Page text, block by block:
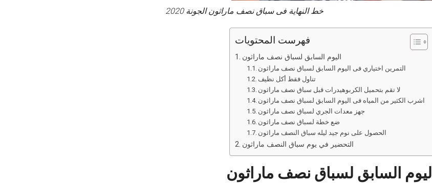
خط النهاية فى سباق نصف ماراثون الجونة 2020
فهرست المحتويات
اليوم السابق لسباق نصف ماراثون
التمرين اختياري فى اليوم السابق لسباق نصف ماراثون
تناول فقط أكل نظيف
لا تقم بتحميل الكربوهيدرات قبل سباق نصف ماراثون
اشرب الكثير من المياه فى اليوم السابق لسباق نصف ماراثون
جهز معدات الجري لسباق نصف ماراثون
ضع خطة لسباق نصف ماراثون
الحصول على نوم جيد ليله سباق النصف ماراثون
التحضير في يوم سباق النصف ماراثون
اليوم السابق لسباق نصف ماراثون